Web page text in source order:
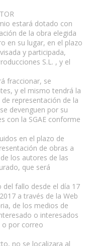
estará dotado con
de la obra elegida
en su lugar, en el plazo
y participada,
S.L. , y el
fraccionar, se
y el mismo tendrá la
representación de la
devenguen por su
con la SGAE conforme
en el plazo de
de obras a
los autores de las
que será
fallo desde el día 17
a través de la Web
de los medios de
o interesados
o por correo
no se localizara al